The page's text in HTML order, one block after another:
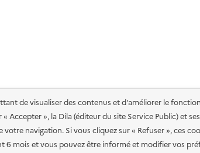
de visualiser des contenus et d'améliorer le
Accepter », la Dila (éditeur du site Service Public) et
navigation. Si vous cliquez sur « Refuser », ces
6 mois et vous pouvez être informé et modifier vos